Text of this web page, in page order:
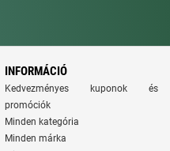
INFORMÁCIÓ
Kedvezményes kuponok és
promóciók
Minden kategória
Minden márka